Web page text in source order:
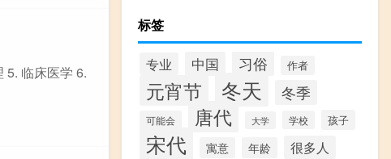
5. 临床医学 6.
标签
专业 中国 习俗 作者
元宵节 冬天 冬季
可能会 唐代 大学 学校 孩子
宋代 寓意 年龄 很多人